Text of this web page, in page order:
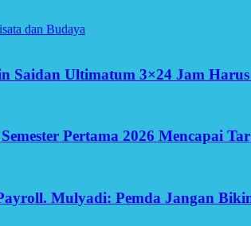
dan Budaya
Saidan Ultimatum 3×24 Jam
Pertama 2026 Mencapai
Mulyadi: Pemda Jangan